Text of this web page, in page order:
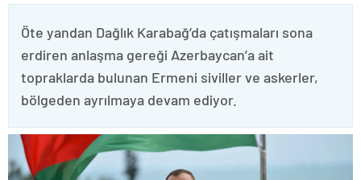
Öte yandan Dağlık Karabağ’da çatışmaları sona
erdiren anlaşma gereği Azerbaycan’a ait
topraklarda bulunan Ermeni siviller ve askerler,
bölgeden ayrılmaya devam ediyor.